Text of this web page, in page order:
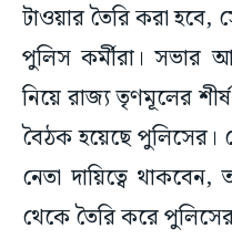
টাওয়ার তৈরি করা হবে,
পুলিস কর্মীরা। সভার
নিয়ে রাজ্য তৃণমূলের শীর্ষ
বৈঠক হয়েছে পুলিসের।
নেতা দায়িত্বে
থেকে তৈরি করে